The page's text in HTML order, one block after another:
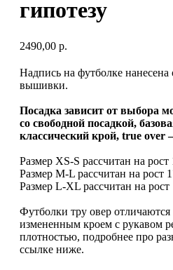
гипотезу
2490,00 р.
Надпись на футболке
вышивки.
Посадка зависит от выбора
со свободной посадкой,
классический крой, true over
Размер XS-S рассчитан на рост
Размер M-L рассчитан на рост
Размер L-XL рассчитан на рост
Футболки тру овер
измененным кроем с рукавом
плотностью, подробнее про
ссылке ниже.